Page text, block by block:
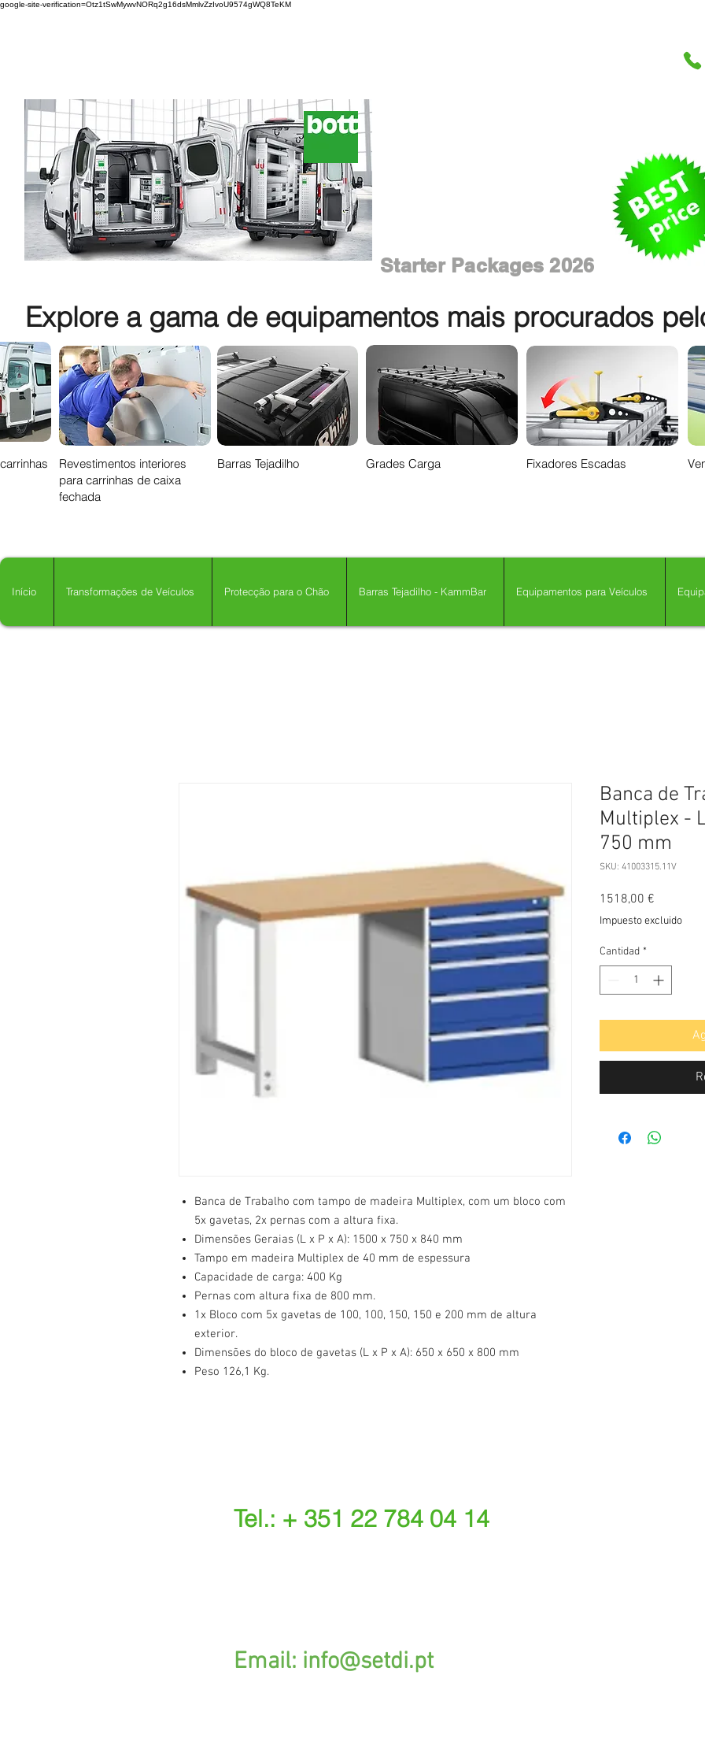
google-site-verification=Otz1tSwMywvNORq2g16dsMmlvZzIvoU9574gWQ8TeKM
Starter Packages 2026
Explore a gama de equipamentos mais procurados
Revestimentos interiores
para carrinhas de caixa
fechada
Barras Tejadilho Grades Carga Fixadores Escadas
Início Transformações de Veículos Protecção para o Chão Barras Tejadilho - KammBar Equipamentos para Veículos
Banca de Trabalho com tampo de madeira Multiplex, com um bloco com
5x gavetas, 2x pernas com a altura fixa.
Dimensões Geraias (L x P x A): 1500 x 750 x 840 mm
Tampo em madeira Multiplex de 40 mm de espessura
Capacidade de carga: 400 Kg
Pernas com altura fixa de 800 mm.
1x Bloco com 5x gavetas de 100, 100, 150, 150 e 200 mm de altura
exterior.
Dimensões do bloco de gavetas (L x P x A): 650 x 650 x 800 mm
Peso 126,1 Kg.
Banca de
Multiplex -
750 mm
SKU: 41003315.11V
1518,00 €
Impuesto excluido
Cantidad *
Tel.: + 351 22 784 04 14
Email: info@setdi.pt